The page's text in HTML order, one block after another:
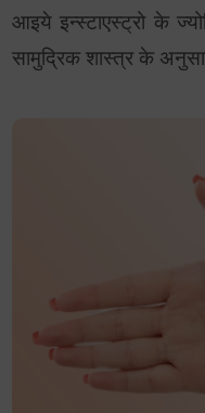
आइये इन्स्टाएस्ट्रो के
सामुद्रिक शास्त्र के